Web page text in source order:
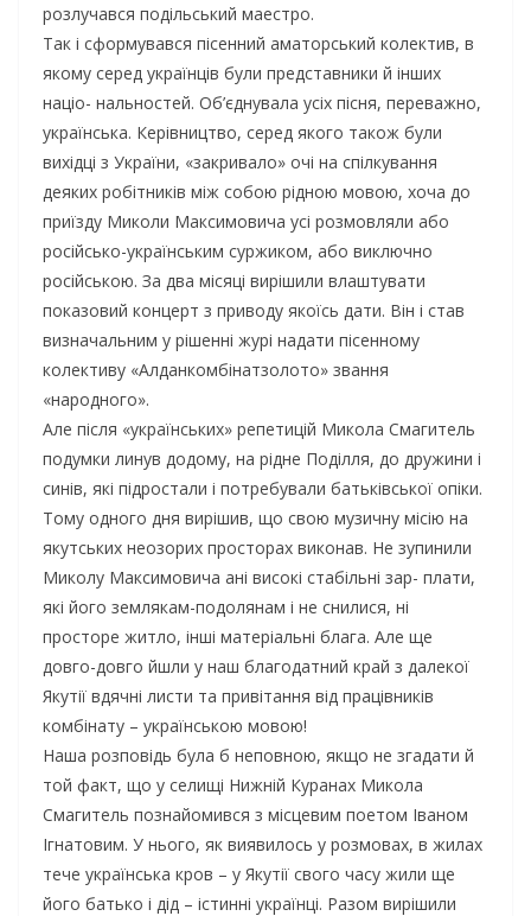
розлучався подільський маестро.
Так і сформувався пісенний аматорський колектив, в
якому серед українців були представники й інших
націо- нальностей. Об’єднувала усіх пісня, переважно,
українська. Керівництво, серед якого також були
вихідці з України, «закривало» очі на спілкування
деяких робітників між собою рідною мовою, хоча до
приїзду Миколи Максимовича усі розмовляли або
російсько-українським суржиком, або виключно
російською. За два місяці вирішили влаштувати
показовий концерт з приводу якоїсь дати. Він і став
визначальним у рішенні журі надати пісенному
колективу «Алданкомбінатзолото» звання
«народного».
Але після «українських» репетицій Микола Смагитель
подумки линув додому, на рідне Поділля, до дружини і
синів, які підростали і потребували батьківської опіки.
Тому одного дня вирішив, що свою музичну місію на
якутських неозорих просторах виконав. Не зупинили
Миколу Максимовича ані високі стабільні зар- плати,
які його землякам-подолянам і не снилися, ні
просторе житло, інші матеріальні блага. Але ще
довго-довго йшли у наш благодатний край з далекої
Якутії вдячні листи та привітання від працівників
комбінату – українською мовою!
Наша розповідь була б неповною, якщо не згадати й
той факт, що у селищі Нижній Куранах Микола
Смагитель познайомився з місцевим поетом Іваном
Ігнатовим. У нього, як виявилось у розмовах, в жилах
тече українська кров – у Якутії свого часу жили ще
його батько і дід – істинні українці. Разом вирішили